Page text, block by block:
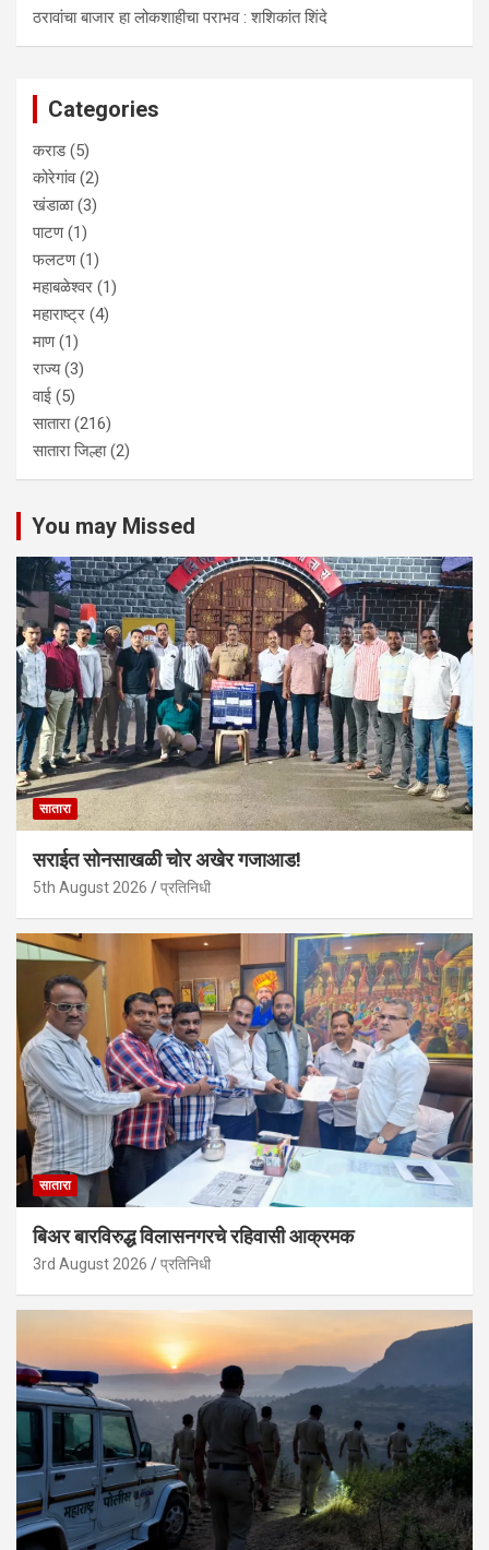
ठरावांचा बाजार हा लोकशाहीचा पराभव : शशिकांत शिंदे
Categories
कराड(5)
कोरेगांव(2)
खंडाळा(3)
पाटण(1)
फलटण(1)
महाबळेश्वर (1)
महाराष्ट्र (4)
माण(1)
राज्य(3)
वाई (5)
सातारा(216)
सातारा जिल्हा(2)
You may Missed
सातारा
सराईत सोनसाखळी चोर अखेर गजाआड!
5th August 2026 प्रतिनिधी
सातारा
बिअर बारविरुद्ध विलासनगरचे रहिवासी आक्रमक
3rd August 2026 प्रतिनिधी